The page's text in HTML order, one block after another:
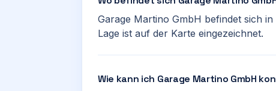
Garage Martino GmbH befindet sich
Lage ist auf der Karte eingezeichnet.
Wie kann ich Garage Martino GmbH